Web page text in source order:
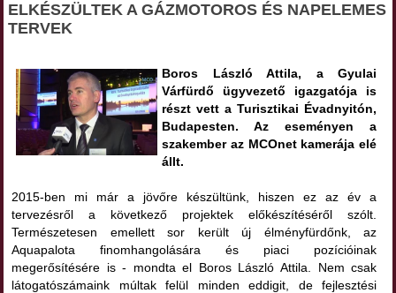
ELKÉSZÜLTEK A GÁZMOTOROS ÉS NAPELEMES
TERVEK
Boros László Attila, a Gyulai
Várfürdő ügyvezető igazgatója is
részt vett a Turisztikai Évadnyitón,
Budapesten. Az eseményen a
szakember az MCOnet kamerája elé
állt.
2015-ben mi már a jövőre készültünk, hiszen ez az év a
tervezésről a következő projektek előkészítéséről szólt.
Természetesen emellett sor került új élményfürdőnk, az
Aquapalota finomhangolására és piaci pozícióinak
megerősítésére is - mondta el Boros László Attila. Nem csak
látogatószámaink múltak felül minden eddigit, de fejlesztési